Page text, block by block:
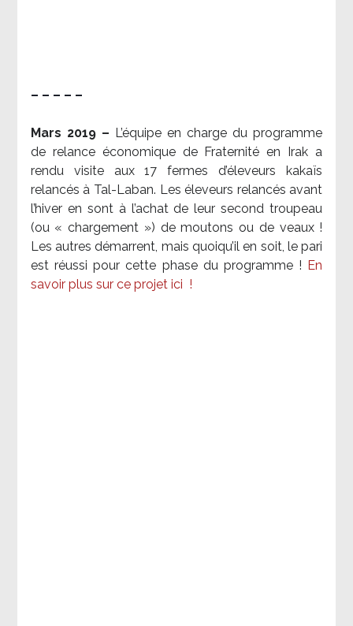
– – – – –
Mars 2019 – L’équipe en charge du programme
de relance économique de Fraternité en Irak a
rendu visite aux 17 fermes d’éleveurs kakaïs
relancés à Tal-Laban. Les éleveurs relancés avant
l’hiver en sont à l’achat de leur second troupeau
(ou « chargement ») de moutons ou de veaux !
Les autres démarrent, mais quoiqu’il en soit, le pari
est réussi pour cette phase du programme ! En
savoir plus sur ce projet ici !